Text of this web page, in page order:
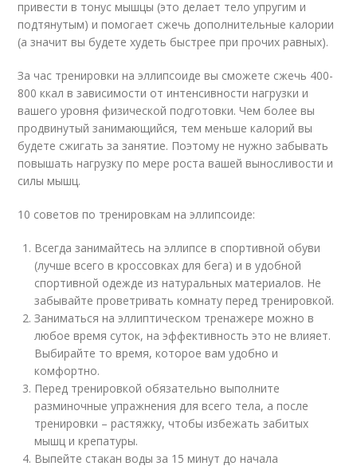
привести в тонус мышцы (это делает тело упругим и
подтянутым) и помогает сжечь дополнительные калории
(а значит вы будете худеть быстрее при прочих равных).
За час тренировки на эллипсоиде вы сможете сжечь 400-
800 ккал в зависимости от интенсивности нагрузки и
вашего уровня физической подготовки. Чем более вы
продвинутый занимающийся, тем меньше калорий вы
будете сжигать за занятие. Поэтому не нужно забывать
повышать нагрузку по мере роста вашей выносливости и
силы мышц.
10 советов по тренировкам на эллипсоиде:
Всегда занимайтесь на эллипсе в спортивной обуви
(лучше всего в кроссовках для бега) и в удобной
спортивной одежде из натуральных материалов. Не
забывайте проветривать комнату перед тренировкой.
Заниматься на эллиптическом тренажере можно в
любое время суток, на эффективность это не влияет.
Выбирайте то время, которое вам удобно и
комфортно.
Перед тренировкой обязательно выполните
разминочные упражнения для всего тела, а после
тренировки – растяжку, чтобы избежать забитых
мышц и крепатуры.
Выпейте стакан воды за 15 минут до начала